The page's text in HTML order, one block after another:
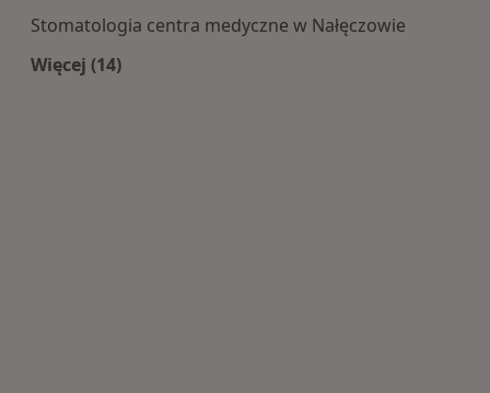
Stomatologia centra medyczne w Nałęczowie
Więcej (14)